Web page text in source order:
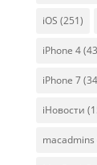
iOS (251)
iPhone 4
iPhone 7
iНовости
macadmins